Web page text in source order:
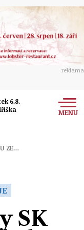
reklama
6.8.
MENU
ZE…
SK